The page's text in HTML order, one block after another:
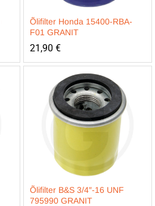
Õlifilter Honda 15400-RBA-
F01 GRANIT
21,90 €
Õlifilter B&S 3/4″-16 UNF
795990 GRANIT